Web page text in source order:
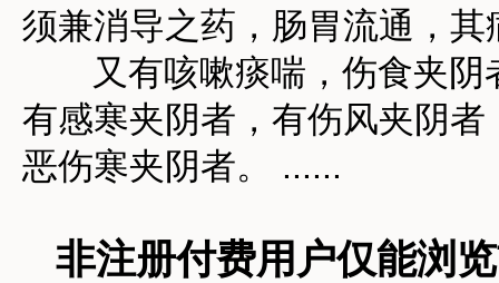
须兼消导之药，肠胃流通，其
又有咳嗽痰喘，伤食夹阴
有感寒夹阴者，有伤风夹阴
恶伤寒夹阴者。 ......
非注册付费用户仅能浏